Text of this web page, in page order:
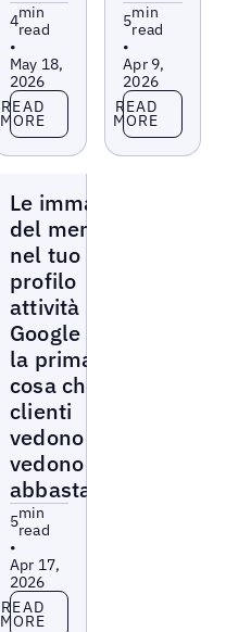
4min
read
•
May 18,
2026
Read more
READ
MORE
5min
read
•
Apr 9,
2026
Read more
READ
MORE
Le immagini
del menu
nel tuo
profilo
attività
Google sono
la prima
cosa che i
clienti
vedono – ne
vedono
abbastanza?
5min
read
•
Apr 17,
2026
Read more
READ
MORE